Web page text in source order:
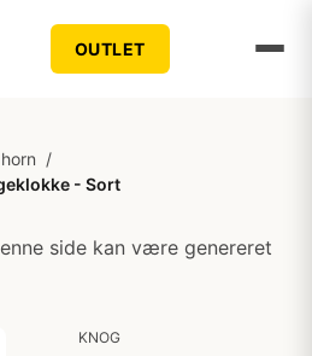
OUTLET
/
- Sort
side kan være genereret
KNOG